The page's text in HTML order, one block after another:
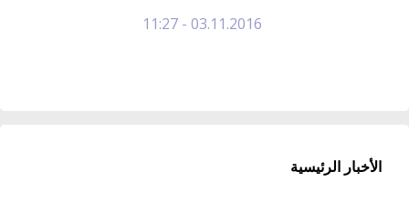
03.11.2016 - 11:27
الأخبار الرئيسية